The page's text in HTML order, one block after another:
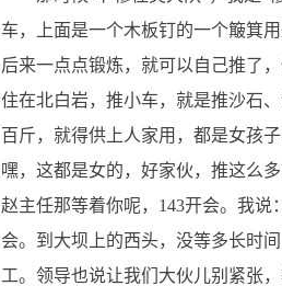
车，上面是一个木板钉的一个簸箕
后来一点点锻炼，就可以自己推了
住在北白岩，推小车，就是推沙石
百斤，就得供上人家用，都是女孩
嘿，这都是女的，好家伙，推这么
赵主任那等着你呢，143开会。我
会。到大坝上的西头，没等多长时
工。领导也说让我们大伙儿别紧张